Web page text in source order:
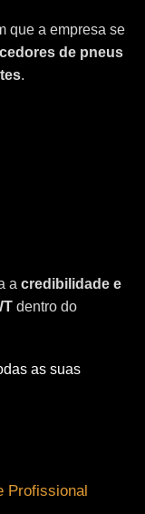
que a empresa se
de pneus
.
a credibilidade e
dentro do
as suas
Profissional